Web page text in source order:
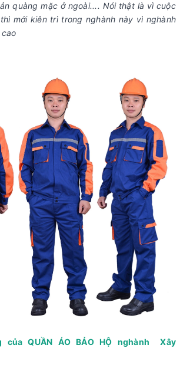
quàng mặc ở ngoài.... Nói thật là vì cuộc
mới kiên trì trong nghành này vì nghành
của QUẦN ÁO BẢO HỘ nghành Xây